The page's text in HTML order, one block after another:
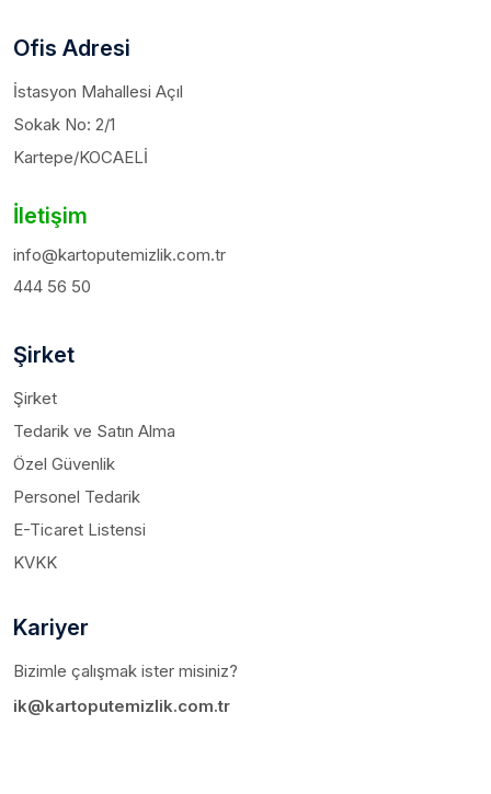
Ofis Adresi
İstasyon Mahallesi Açıl
Sokak No: 2/1
Kartepe/KOCAELİ
İletişim
info@kartoputemizlik.com.tr
444 56 50
Şirket
Şirket
Tedarik ve Satın Alma
Özel Güvenlik
Personel Tedarik
E-Ticaret Listensi
KVKK
Kariyer
Bizimle çalışmak ister misiniz?
ik@kartoputemizlik.com.tr